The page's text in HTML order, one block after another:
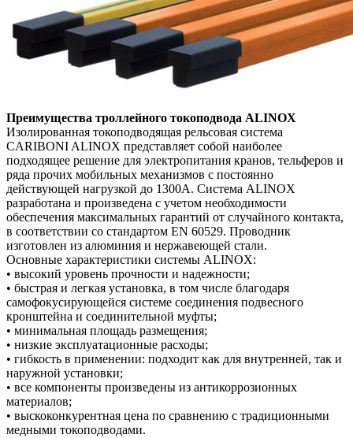
Преимущества троллейного токоподвода ALINOX
Изолированная токоподводящая рельсовая система
CARIBONI ALINOX представляет собой наиболее
подходящее решение для электропитания кранов, тельферов и
ряда прочих мобильных механизмов с постоянно
действующей нагрузкой до 1300А. Система ALINOX
разработана и произведена с учетом необходимости
обеспечения максимальных гарантий от случайного контакта,
в соответствии со стандартом EN 60529. Проводник
изготовлен из алюминия и нержавеющей стали.
Основные характеристики системы ALINOX:
• высокий уровень прочности и надежности;
• быстрая и легкая установка, в том числе благодаря
самофокусирующейся системе соединения подвесного
кронштейна и соединительной муфты;
• минимальная площадь размещения;
• низкие эксплуатационные расходы;
• гибкость в применении: подходит как для внутренней, так и
наружной установки;
• все компоненты произведены из антикоррозионных
материалов;
• выскоконкурентная цена по сравнению с традиционными
медными токоподводами.